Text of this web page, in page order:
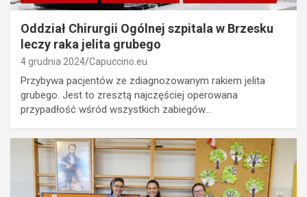
Oddział Chirurgii Ogólnej szpitala w Brzesku
leczy raka jelita grubego
4 grudnia 2024 Capuccino.eu
Przybywa pacjentów ze zdiagnozowanym rakiem jelita
grubego. Jest to zresztą najczęściej operowana
przypadłość wśród wszystkich zabiegów…